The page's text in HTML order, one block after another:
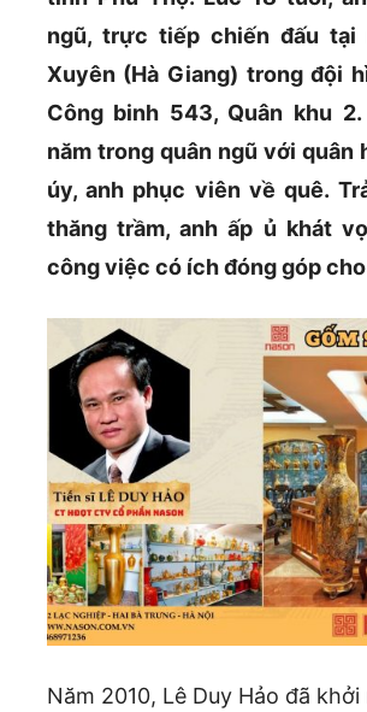
ngũ, trực tiếp chiến đấu tại
Xuyên (Hà Giang) trong đội
Công binh 543, Quân khu 2.
năm trong quân ngũ với quân
úy, anh phục viên về quê.
thăng trầm, anh ấp ủ khát
công việc có ích đóng góp
Năm 2010, Lê Duy Hảo đã